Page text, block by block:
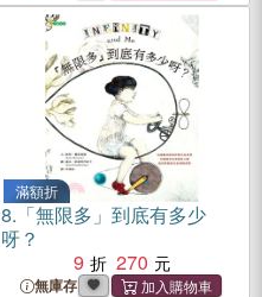
滿額折
8. 「無限多」到底有多少
呀？
9
270
無庫存